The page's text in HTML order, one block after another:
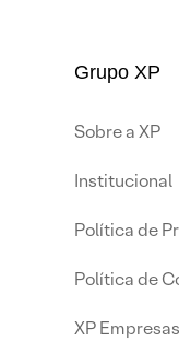
Grupo XP
Sobre a XP
Institucional
Política de
Política de
XP Empresas